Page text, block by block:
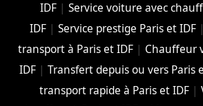
IDF| Service voiture avec
IDF |Service prestige Paris et IDF
transport à Paris et IDF | Chauffeur
IDF |Transfert depuis ou vers Paris
transport rapide à Paris et IDF |